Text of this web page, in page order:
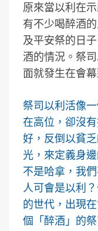
原來當以利在
有不少喝醉酒
及平安祭的日
酒的情況。祭
面就發生在會幕
祭司以利活像
在高位，卻沒
好，反倒以貧
光，來定義身
不是哈拿，我
人可會是以利
的世代，出現
個「醉酒」的